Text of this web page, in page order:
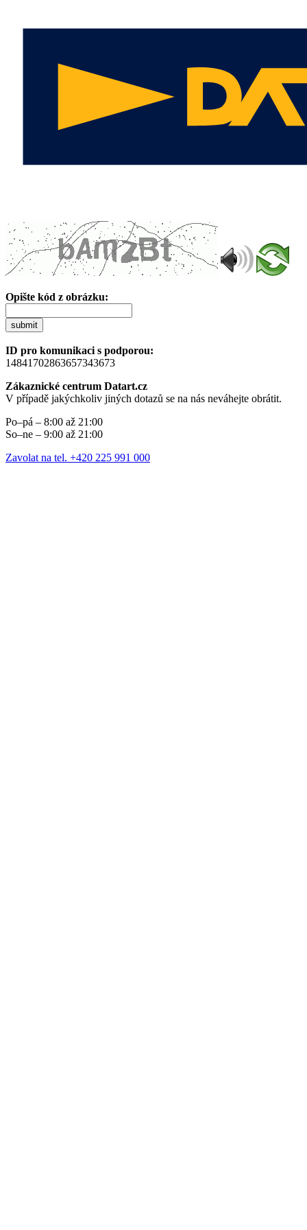
Opište kód z obrázku:
submit
ID pro komunikaci s podporou:
14841702863657343673
Zákaznické centrum Datart.cz
V případě jakýchkoliv jiných dotazů se na nás neváhejte obrátit.
Po–pá – 8:00 až 21:00
So–ne – 9:00 až 21:00
Zavolat na tel. +420 225 991 000